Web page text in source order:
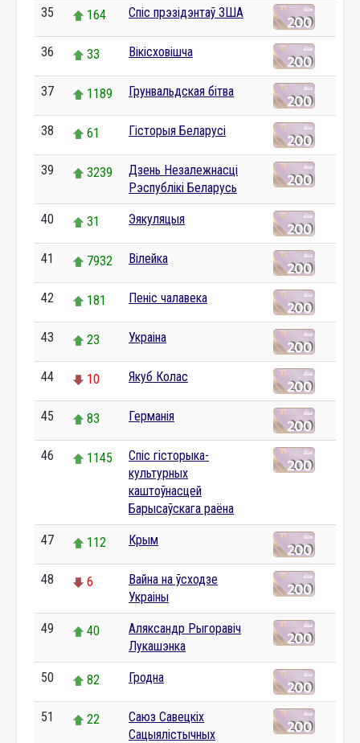
35 164 Спіс прэзідэнтаў ЗША
36 33 Вікісховішча
37 1189 Грунвальдская бітва
38 61 Гісторыя Беларусі
39 3239
Дзень Незалежнасці
Рэспублікі Беларусь
40 31 Эякуляцыя
41 7932 Вілейка
42 181 Пеніс чалавека
43 23 Украіна
44 10 Якуб Колас
45 83 Германія
46 1145
Спіс гісторыка-
культурных
каштоўнасцей
Барысаўскага раёна
47 112 Крым
48 6
Вайна на ўсходзе
Украіны
49 40
Аляксандр Рыгоравіч
Лукашэнка
50 82 Гродна
51 22
Саюз Савецкіх
Сацыялістычных